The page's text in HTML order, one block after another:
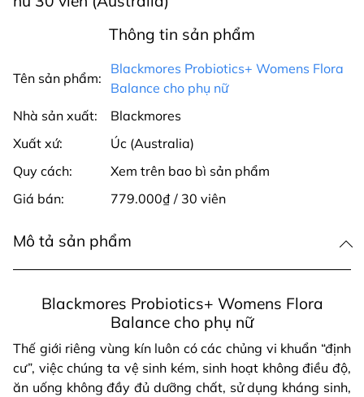
Thông tin sản phẩm
Tên sản phẩm:
Blackmores Probiotics+ Womens Flora
Balance cho phụ nữ
Nhà sản xuất:
Blackmores
Xuất xứ:
Úc (Australia)
Quy cách:
Xem trên bao bì sản phẩm
Giá bán:
779.000₫ / 30 viên
Mô tả sản phẩm
Blackmores Probiotics+ Womens Flora
Balance cho phụ nữ
Thế giới riêng vùng kín luôn có các chủng vi khuẩn “định
cư”, việc chúng ta vệ sinh kém, sinh hoạt không điều độ,
ăn uống không đầy đủ dưỡng chất, sử dụng kháng sinh,